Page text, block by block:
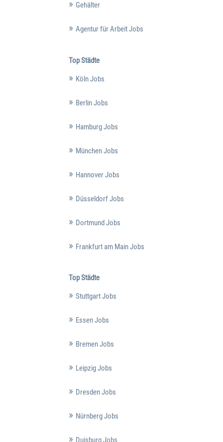
Gehälter
Agentur für Arbeit Jobs
Top Städte
Köln Jobs
Berlin Jobs
Hamburg Jobs
München Jobs
Hannover Jobs
Düsseldorf Jobs
Dortmund Jobs
Frankfurt am Main Jobs
Top Städte
Stuttgart Jobs
Essen Jobs
Bremen Jobs
Leipzig Jobs
Dresden Jobs
Nürnberg Jobs
Duisburg Jobs